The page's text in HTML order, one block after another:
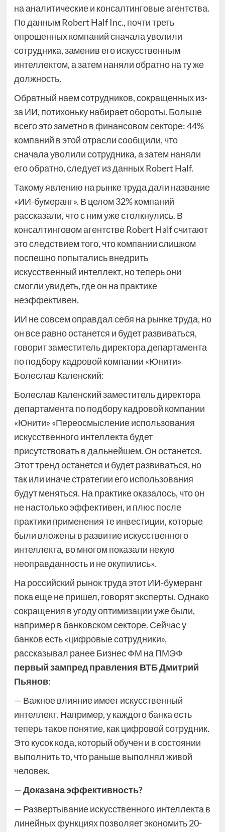
на аналитические и консалтинговые агентства.
По данным Robert Half Inc., почти треть
опрошенных компаний сначала уволили
сотрудника, заменив его искусственным
интеллектом, а затем наняли обратно на ту же
должность.
Обратный наем сотрудников, сокращенных из-
за ИИ, потихоньку набирает обороты. Больше
всего это заметно в финансовом секторе: 44%
компаний в этой отрасли сообщили, что
сначала уволили сотрудника, а затем наняли
его обратно, следует из данных Robert Half.
Такому явлению на рынке труда дали название
«ИИ-бумеранг». В целом 32% компаний
рассказали, что с ним уже столкнулись. В
консалтинговом агентстве Robert Half считают
это следствием того, что компании слишком
поспешно попытались внедрить
искусственный интеллект, но теперь они
смогли увидеть, где он на практике
неэффективен.
ИИ не совсем оправдал себя на рынке труда, но
он все равно останется и будет развиваться,
говорит заместитель директора департамента
по подбору кадровой компании «Юнити»
Болеслав Каленский:
Болеслав Каленский заместитель директора
департамента по подбору кадровой компании
«Юнити» «Переосмысление использования
искусственного интеллекта будет
присутствовать в дальнейшем. Он останется.
Этот тренд останется и будет развиваться, но
так или иначе стратегии его использования
будут меняться. На практике оказалось, что он
не настолько эффективен, и плюс после
практики применения те инвестиции, которые
были вложены в развитие искусственного
интеллекта, во многом показали некую
неоправданность и не окупились».
На российский рынок труда этот ИИ-бумеранг
пока еще не пришел, говорят эксперты. Однако
сокращения в угоду оптимизации уже были,
например в банковском секторе. Сейчас у
банков есть «цифровые сотрудники»,
рассказывал ранее Бизнес ФМ на ПМЭФ
первый зампред правления ВТБ Дмитрий
Пьянов:
— Важное влияние имеет искусственный
интеллект. Например, у каждого банка есть
теперь такое понятие, как цифровой сотрудник.
Это кусок кода, который обучен и в состоянии
выполнить то, что раньше выполнял живой
человек.
— Доказана эффективность?
— Развертывание искусственного интеллекта в
линейных функциях позволяет экономить 20-